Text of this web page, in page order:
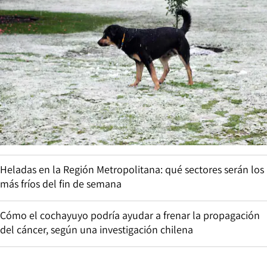
Heladas en la Región Metropolitana: qué sectores serán los
más fríos del fin de semana
Cómo el cochayuyo podría ayudar a frenar la propagación
del cáncer, según una investigación chilena